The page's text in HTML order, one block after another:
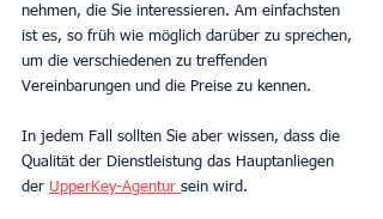
nehmen, die Sie interessieren. Am einfachsten
ist es, so früh wie möglich darüber zu sprechen,
um die verschiedenen zu treffenden
Vereinbarungen und die Preise zu kennen.
In jedem Fall sollten Sie aber wissen, dass die
Qualität der Dienstleistung das Hauptanliegen
der UpperKey-Agentur sein wird.